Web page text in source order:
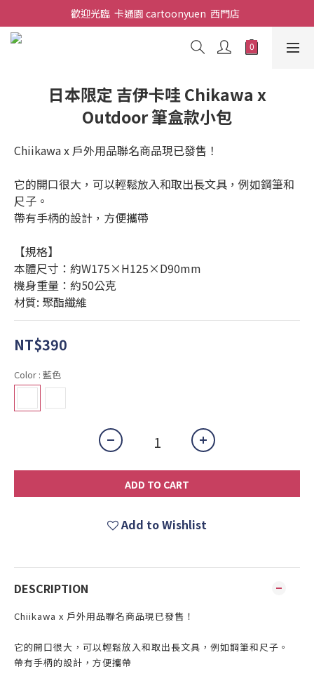
歡迎光臨  卡通園 cartoonyuen  西門店
日本限定 吉伊卡哇 Chikawa x
Outdoor 筆盒款小包
Chiikawa x 戶外用品聯名商品現已發售！
它的開口很大，可以輕鬆放入和取出長文具，例如鋼筆和
尺子。
帶有手柄的設計，方便攜帶
【規格】
本體尺寸：約W175×H125×D90mm
機身重量：約50公克
材質: 聚酯纖維
NT$390
Color : 藍色
ADD TO CART
Add to Wishlist
DESCRIPTION
Chiikawa x 戶外用品聯名商品現已發售！
它的開口很大，可以輕鬆放入和取出長文具，例如鋼筆和尺子。
帶有手柄的設計，方便攜帶